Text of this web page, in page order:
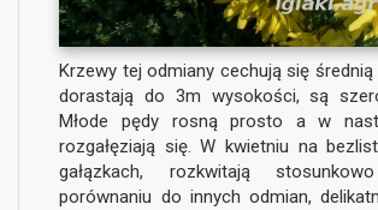
Krzewy tej odmiany cechują się średnią
dorastają do 3m wysokości, są
Młode pędy rosną prosto a w
rozgałęziają się. W kwietniu na
gałązkach, rozkwitają
porównaniu do innych odmian,